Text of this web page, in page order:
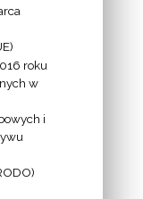
roku
w
i